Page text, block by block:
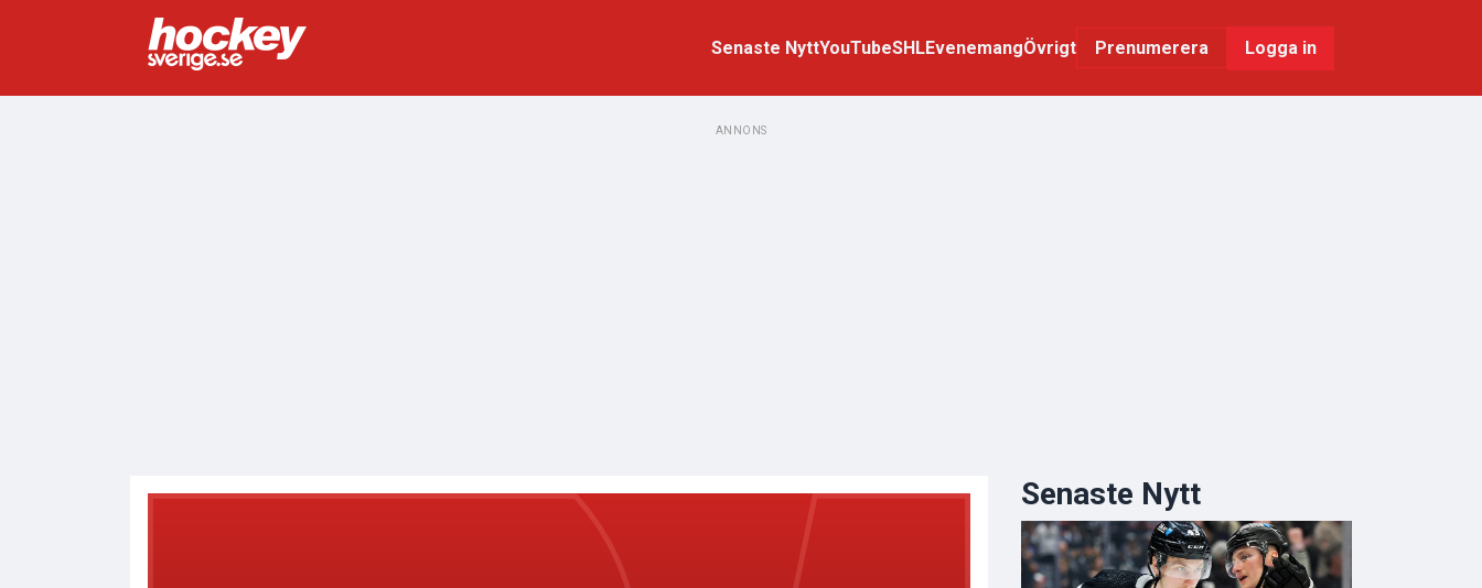
Senaste NyttYouTubeSHLEvenemangÖvrigt Prenumerera Logga in
ANNONS
Senaste Nytt